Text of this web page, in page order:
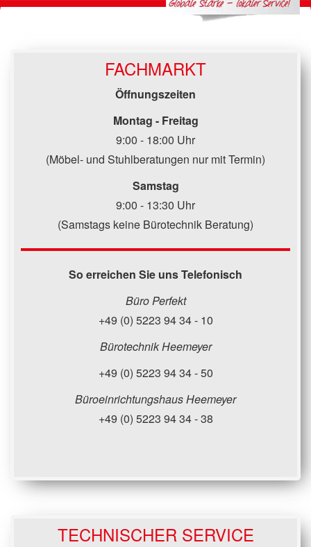
FACHMARKT
Öffnungszeiten
Montag - Freitag
9:00 - 18:00 Uhr
(Möbel- und Stuhlberatungen nur mit Termin)
Samstag
9:00 - 13:30 Uhr
(Samstags keine Bürotechnik Beratung)
So erreichen Sie uns Telefonisch
Büro Perfekt
+49 (0) 5223 94 34 - 10
Bürotechnik Heemeyer
+49 (0) 5223 94 34 - 50
Büroeinrichtungshaus Heemeyer
+49 (0) 5223 94 34 - 38
TECHNISCHER SERVICE